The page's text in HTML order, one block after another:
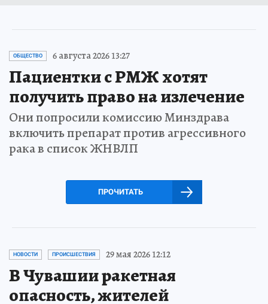
ОБЩЕСТВО 6 августа 2026 13:27
Пациентки с РМЖ хотят
получить право на излечение
Они попросили комиссию Минздрава
включить препарат против агрессивного
рака в список ЖНВЛП
ПРОЧИТАТЬ
НОВОСТИ ПРОИСШЕСТВИЯ 29 мая 2026 12:12
В Чувашии ракетная
опасность, жителей